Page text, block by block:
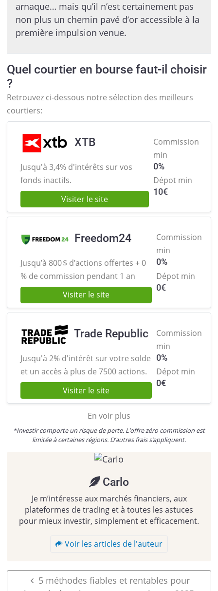
arnaque… mais qu’il n’est certainement pas
non plus un chemin pavé d’or accessible à la
première impulsion venue.
Quel courtier en bourse faut-il choisir
?
Retrouvez ci-dessous notre sélection des meilleurs
courtiers:
XTB
Jusqu'à 3,4% d'intérêts survos
fonds inactifs.
Visiter le site
Commission
min
0%
Dépot min
10€
Freedom24
Jusqu’à 800 $ d’actions offertes +0
% de commission pendant 1 an
Visiter le site
Commission
min
0%
Dépot min
0€
Trade Republic
Jusqu'à 2% d'intérêt sur votre solde
et un accès à plus de 7500 actions.
Visiter le site
Commission
min
0%
Dépot min
0€
En voir plus
*Investir comporte un risque de perte. L’offre zéro commission est
limitée à certaines régions. D’autres frais s’appliquent.
Carlo
Je m’intéresse aux marchés financiers, aux
plateformes de trading et à toutes les astuces
pour mieux investir, simplement et efficacement.
Voir les articles de l'auteur
5 méthodes fiables et rentables pour